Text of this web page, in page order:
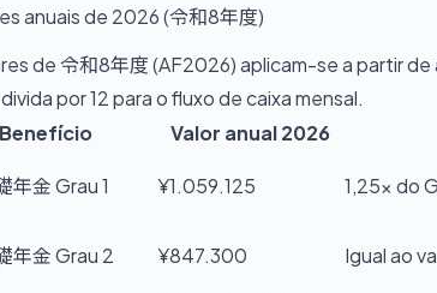
anuais de 2026 (令和8年度)
de 令和8年度 (AF2026) aplicam-se a partir
por 12 para o fluxo de caixa mensal.
Benefício
Valor anual 2026
年金 Grau 1 ¥1.059.125 1,25× do
年金 Grau 2 ¥847.300 Igual ao